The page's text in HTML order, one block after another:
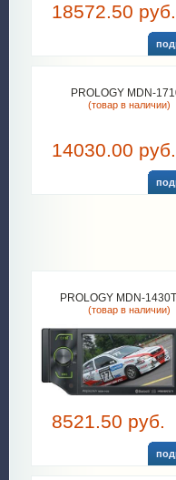
18572.50 руб.
PROLOGY MDN-
(товар в наличии)
14030.00 руб.
PROLOGY MDN-
(товар в наличии)
8521.50 руб.